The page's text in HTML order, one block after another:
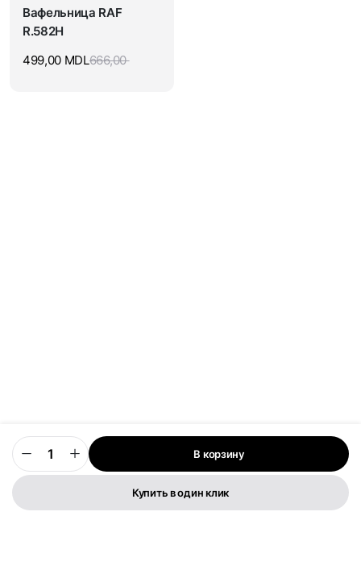
В корзину
Купить в один клик
Вафельница RAF
R.582H
666,00
499,00 MDL